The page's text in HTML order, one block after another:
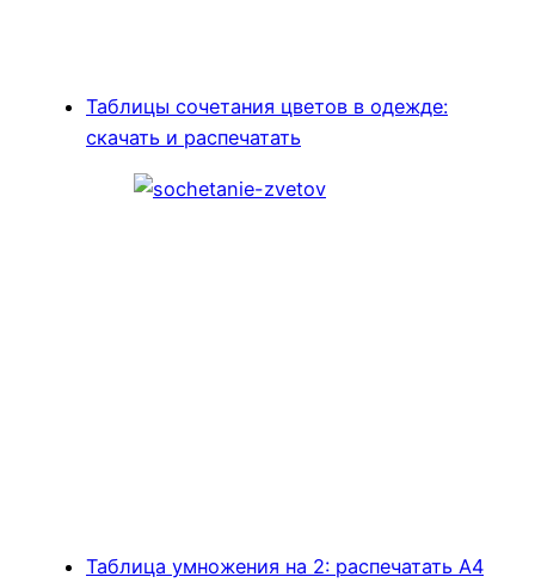
Таблицы сочетания цветов в одежде:
скачать и распечатать
Таблица умножения на 2: распечатать А4